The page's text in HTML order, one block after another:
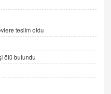
Dava Açmadan Önce
Şartı
teslim oldu
ölü bulundu